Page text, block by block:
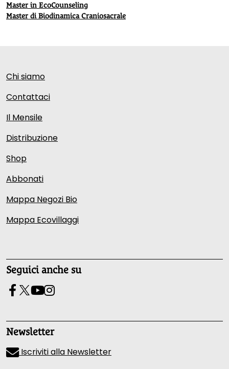
Master in EcoCounseling
Master di Biodinamica Craniosacrale
Chi siamo
Contattaci
Il Mensile
Distribuzione
Shop
Abbonati
Mappa Negozi Bio
Mappa Ecovillaggi
Seguici anche su
Newsletter
Iscriviti alla Newsletter